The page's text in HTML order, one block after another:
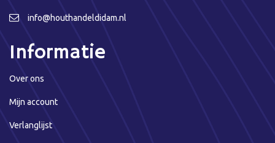
info@houthandeldidam.nl
Informatie
Over ons
Mijn account
Verlanglijst